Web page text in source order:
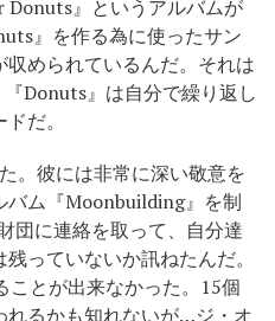
Donuts』というアルバムが
』を作る為に使ったサン
められているんだ。それは
Donuts』は自分で繰り返し
だ。
。彼には非常に深い敬意を
バム『Moonbuilding』を制
団に連絡を取って、自分達
っていないか訊ねたんだ。
ことが出来なかった。15個
れるかも知れないが…ジ・オ